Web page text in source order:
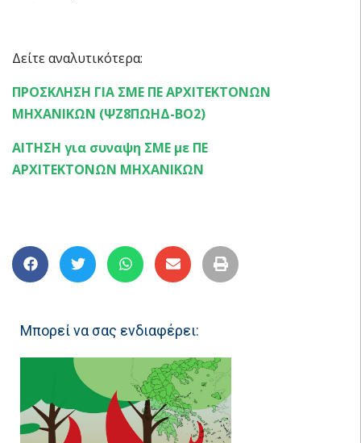
Δείτε αναλυτικότερα:
ΠΡΟΣΚΛΗΣΗ ΓΙΑ ΣΜΕ ΠΕ ΑΡΧΙΤΕΚΤΟΝΩΝ
ΜΗΧΑΝΙΚΩΝ (ΨΖ8ΠΩΗΔ-ΒΟ2)
ΑΙΤΗΣΗ για συναψη ΣΜΕ με ΠΕ
ΑΡΧΙΤΕΚΤΟΝΩΝ ΜΗΧΑΝΙΚΩΝ
Μπορεί να σας ενδιαφέρει: